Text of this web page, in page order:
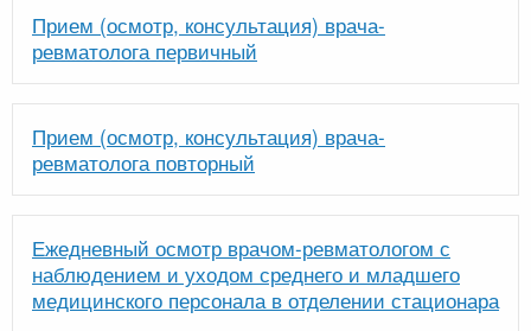
Прием (осмотр, консультация) врача-
ревматолога первичный
Прием (осмотр, консультация) врача-
ревматолога повторный
Ежедневный осмотр врачом-ревматологом с
наблюдением и уходом среднего и младшего
медицинского персонала в отделении стационара